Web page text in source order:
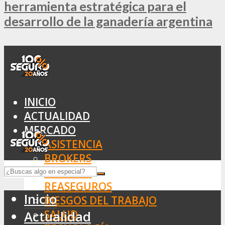
herramienta estratégica para el
desarrollo de la ganadería argentina
INICIO
ACTUALIDAD
MERCADO
ASISTENCIA
BROKERS
SEGUROS
REASEGUROS
RIESGOS DEL TRABAJO
SALUD
Inicio
Actualidad